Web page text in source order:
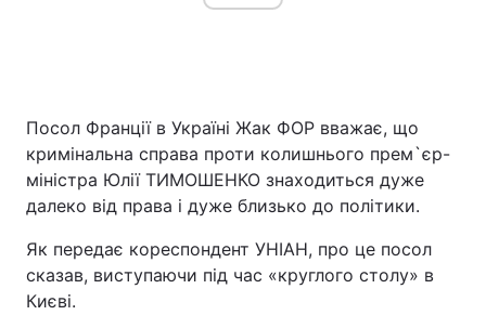
Головна Війна
Економіка Світ
Спорт
Посол Франції в Україні Жак ФОР вважає, що
кримінальна справа проти колишнього прем`єр-
міністра Юлії ТИМОШЕНКО знаходиться дуже
далеко від права і дуже близько до політики.
Як передає кореспондент УНІАН, про це посол
сказав, виступаючи під час «круглого столу» в
Києві.